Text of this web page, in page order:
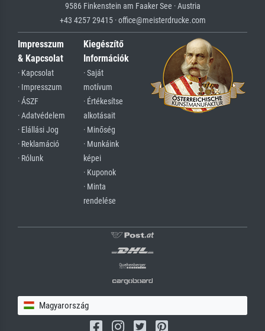
9586 Finkenstein am Faaker See · Austria
+43 4257 29415 · office@meisterdrucke.com
Impresszum
& Kapcsolat
· Kapcsolat
· Impresszum
· ÁSZF
· Adatvédelem
· Elállási Jog
· Reklamáció
· Rólunk
Kiegészítő
Információk
· Saját
motívum
· Értékesítse
alkotásait
· Minőség
· Munkáink
képei
· Kuponok
· Minta
rendelése
Magyarország